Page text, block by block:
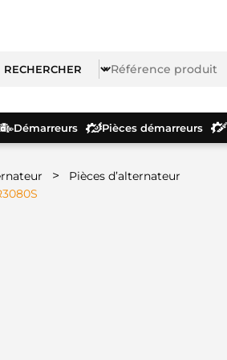
Démarreurs Pièces démarreurs
> Pièces d’alternateur